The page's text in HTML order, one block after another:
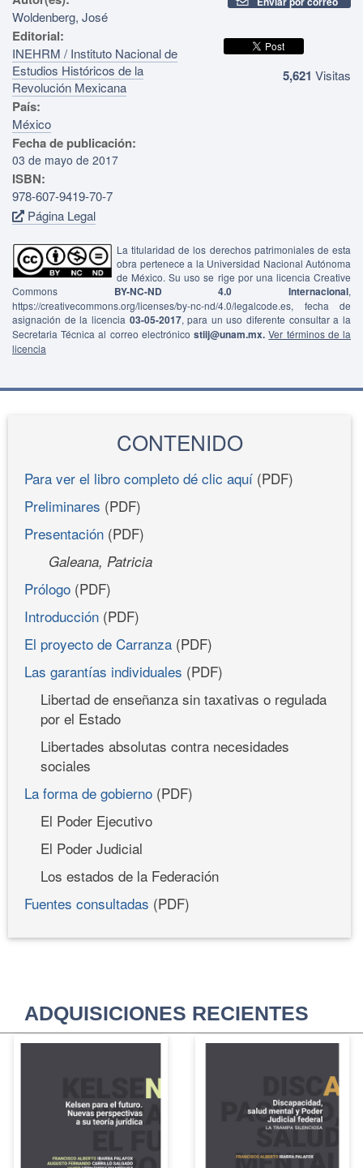
Woldenberg, José
Editorial:
INEHRM / Instituto Nacional de
Estudios Históricos de la
Revolución Mexicana
País:
México
Fecha de publicación:
03 de mayo de 2017
ISBN:
978-607-9419-70-7
Página Legal
5,621 Visitas
La titularidad de los derechos patrimoniales de esta
obra pertenece a la Universidad Nacional Autónoma
de México. Su uso se rige por una licencia Creative
Commons BY-NC-ND 4.0 Internacional,
https://creativecommons.org/licenses/by-nc-nd/4.0/legalcode.es, fecha de
asignación de la licencia 03-05-2017, para un uso diferente consultar a la
Secretaria Técnica al correo electrónicostiij@unam.mx. Ver términos de la
licencia
CONTENIDO
Para ver el libro completo dé clic aquí (PDF)
Preliminares (PDF)
Presentación (PDF)
Galeana, Patricia
Prólogo (PDF)
Introducción (PDF)
El proyecto de Carranza (PDF)
Las garantías individuales (PDF)
Libertad de enseñanza sin taxativas o regulada
por el Estado
Libertades absolutas contra necesidades
sociales
La forma de gobierno (PDF)
El Poder Ejecutivo
El Poder Judicial
Los estados de la Federación
Fuentes consultadas (PDF)
ADQUISICIONES RECIENTES